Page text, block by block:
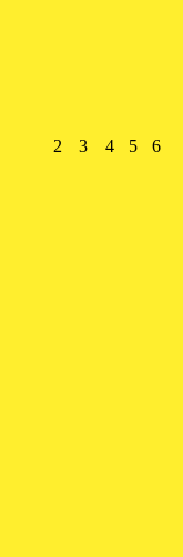
2 33.
44.
55.
66.